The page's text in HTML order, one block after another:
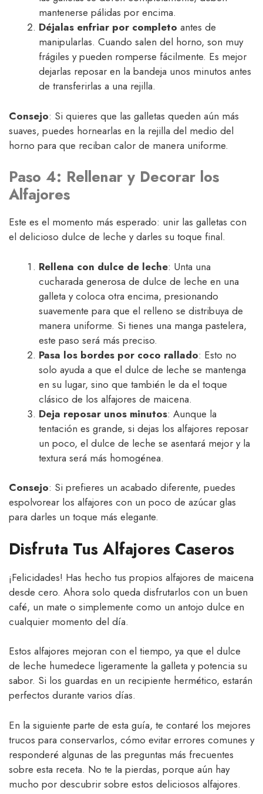
mantenerse pálidas por encima.
Déjalas enfriar por completo antes de
manipularlas. Cuando salen del horno, son muy
frágiles y pueden romperse fácilmente. Es mejor
dejarlas reposar en la bandeja unos minutos antes
de transferirlas a una rejilla.
Consejo: Si quieres que las galletas queden aún más
suaves, puedes hornearlas en la rejilla del medio del
horno para que reciban calor de manera uniforme.
Paso 4: Rellenar y Decorar los
Alfajores
Este es el momento más esperado: unir las galletas con
el delicioso dulce de leche y darles su toque final.
Rellena con dulce de leche: Unta una
cucharada generosa de dulce de leche en una
galleta y coloca otra encima, presionando
suavemente para que el relleno se distribuya de
manera uniforme. Si tienes una manga pastelera,
este paso será más preciso.
Pasa los bordes por coco rallado: Esto no
solo ayuda a que el dulce de leche se mantenga
en su lugar, sino que también le da el toque
clásico de los alfajores de maicena.
Deja reposar unos minutos: Aunque la
tentación es grande, si dejas los alfajores reposar
un poco, el dulce de leche se asentará mejor y la
textura será más homogénea.
Consejo: Si prefieres un acabado diferente, puedes
espolvorear los alfajores con un poco de azúcar glas
para darles un toque más elegante.
Disfruta Tus Alfajores Caseros
¡Felicidades! Has hecho tus propios alfajores de maicena
desde cero. Ahora solo queda disfrutarlos con un buen
café, un mate o simplemente como un antojo dulce en
cualquier momento del día.
Estos alfajores mejoran con el tiempo, ya que el dulce
de leche humedece ligeramente la galleta y potencia su
sabor. Si los guardas en un recipiente hermético, estarán
perfectos durante varios días.
En la siguiente parte de esta guía, te contaré los mejores
trucos para conservarlos, cómo evitar errores comunes y
responderé algunas de las preguntas más frecuentes
sobre esta receta. No te la pierdas, porque aún hay
mucho por descubrir sobre estos deliciosos alfajores.